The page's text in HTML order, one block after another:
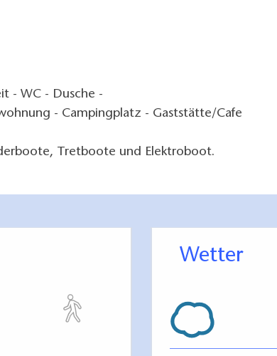
- WC - Dusche -
- Campingplatz - Gaststätte/Cafe
Tretboote und Elektroboot.
Wetter